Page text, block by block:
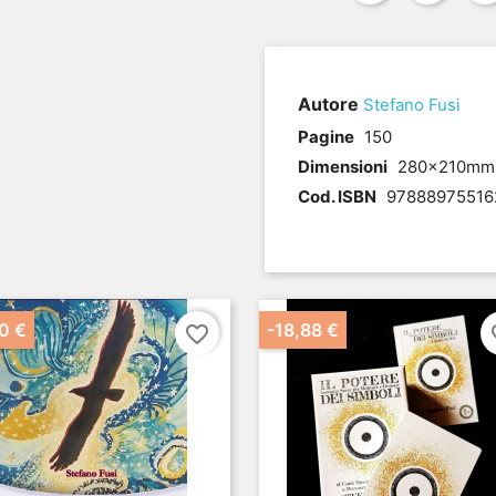
Autore Stefano Fusi
.Pagine 150
Dimensioni 280x210mm
Cod. ISBN
€ favorite_border -18,88 €